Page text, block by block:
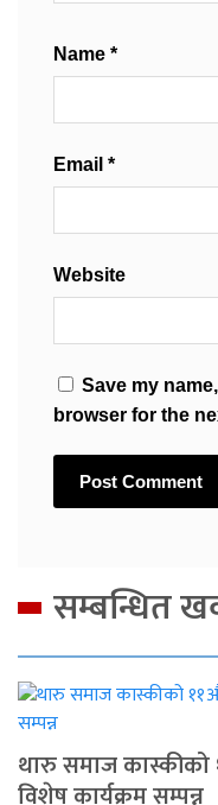
Name *
Email *
Website
Save my
browser for the
सम्बन्धित
थारु समाज
विशेष कार्यक्रम सम्पन्न